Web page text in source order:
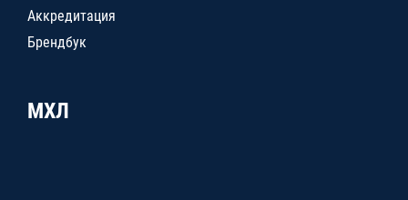
Аккредитация
Брендбук
МХЛ